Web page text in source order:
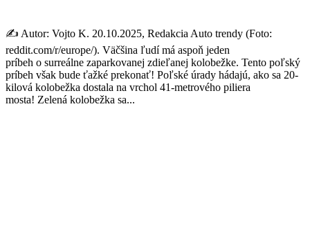
✍️ Autor: Vojto K. 20.10.2025, Redakcia Auto trendy (Foto:
reddit.com/r/europe/). Väčšina ľudí má aspoň jeden
príbeh o surreálne zaparkovanej zdieľanej kolobežke. Tento poľský
príbeh však bude ťažké prekonať! Poľské úrady hádajú, ako sa 20-
kilová kolobežka dostala na vrchol 41-metrového piliera
mosta! Zelená kolobežka sa...